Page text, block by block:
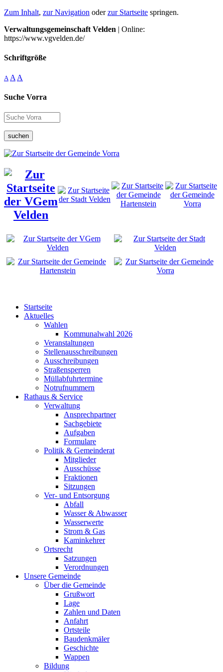
Zum Inhalt, zur Navigation oderzur Startseite springen.
Verwaltungsgemeinschaft Velden | Online:
https://www.vgvelden.de/
Schriftgröße
A A A
Suche Vorra
suchen
Startseite
Aktuelles
Wahlen
Kommunalwahl 2026
Veranstaltungen
Stellenausschreibungen
Ausschreibungen
Straßensperren
Müllabfuhrtermine
Notrufnummern
Rathaus & Service
Verwaltung
Ansprechpartner
Sachgebiete
Aufgaben
Formulare
Politik & Gemeinderat
Mitglieder
Ausschüsse
Fraktionen
Sitzungen
Ver- und Entsorgung
Abfall
Wasser & Abwasser
Wasserwerte
Strom & Gas
Kaminkehrer
Ortsrecht
Satzungen
Verordnungen
Unsere Gemeinde
Über die Gemeinde
Grußwort
Lage
Zahlen und Daten
Anfahrt
Ortsteile
Baudenkmäler
Geschichte
Wappen
Bildung